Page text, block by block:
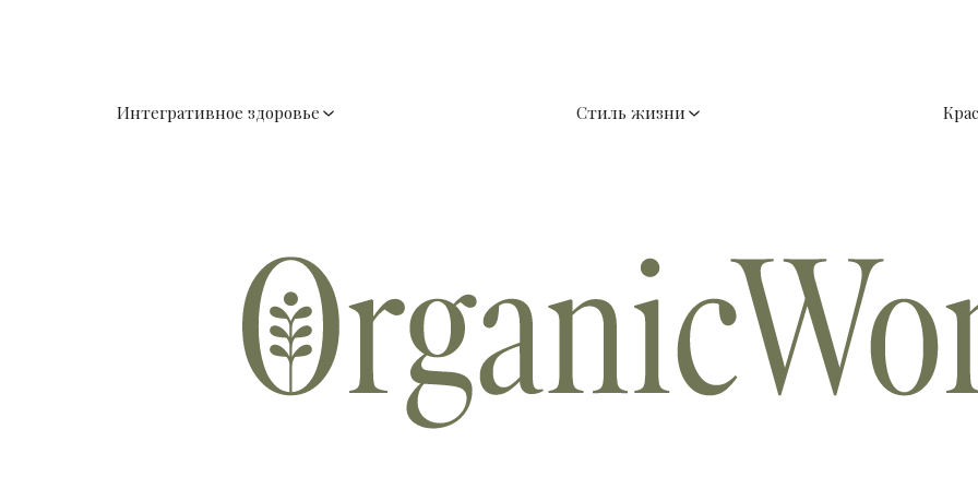
Интегративное здоровье Стиль жизни